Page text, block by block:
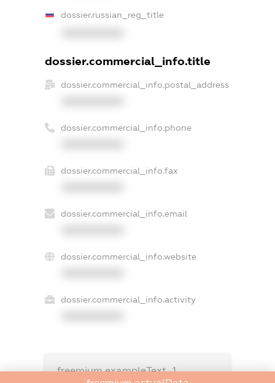
dossier.russian_reg_title
dossier.commercial_info.title
dossier.commercial_info.postal_address
dossier.commercial_info.phone
dossier.commercial_info.fax
dossier.commercial_info.email
dossier.commercial_info.website
dossier.commercial_info.activity
freemium.exampleText_1